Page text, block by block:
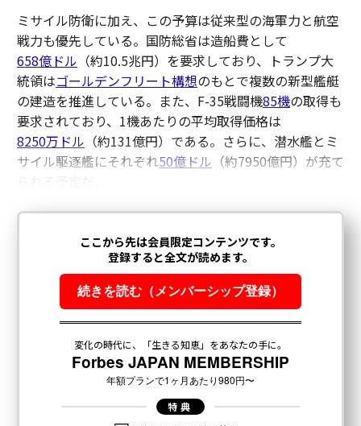
ミサイル防衛に加え、この予算は従来型の海軍力と航空
戦力も優先している。国防総省は造船費として
658億ドル （約10.5兆円）を要求しており、トランプ大
統領はゴールデンフリート構想のもとで複数の新型艦艇
の建造を推進している。また、F-35戦闘機85機の取得も
要求されており、1機あたりの平均取得価格は
8250万ドル （約131億円）である。さらに、潜水艦とミ
サイル駆逐艦にそれぞれ50億ドル （約7950億円）が充て